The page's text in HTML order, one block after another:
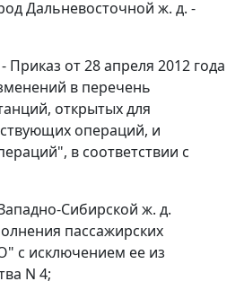
Дальневосточной ж. д. -
Приказ от 28 апреля 2012 года
в перечень
открытых для
операций, и
в соответствии с
Сибирской ж. д.
пассажирских
с исключением ее из
N 4;